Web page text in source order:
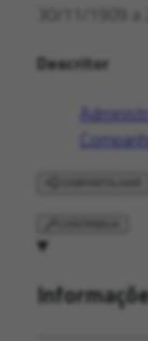
30/11/1909 a
Descritor